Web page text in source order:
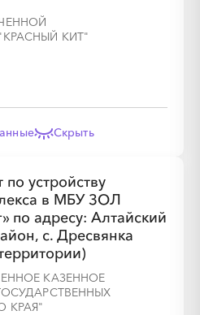
КИТ"
Скрыть
устройству
в МБУ ЗОЛ
по адресу: Алтайский
с. Дресвянка
КАЗЕННОЕ
КРАЯ"